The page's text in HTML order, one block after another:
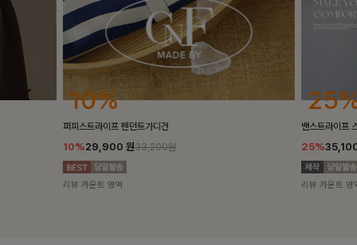
25%
밴스트라이프 스트링원피스
25%35,100 원46,800원
리뷰 카운트 영역
10%
[5천장돌파/
10%
리뷰 카운트 영